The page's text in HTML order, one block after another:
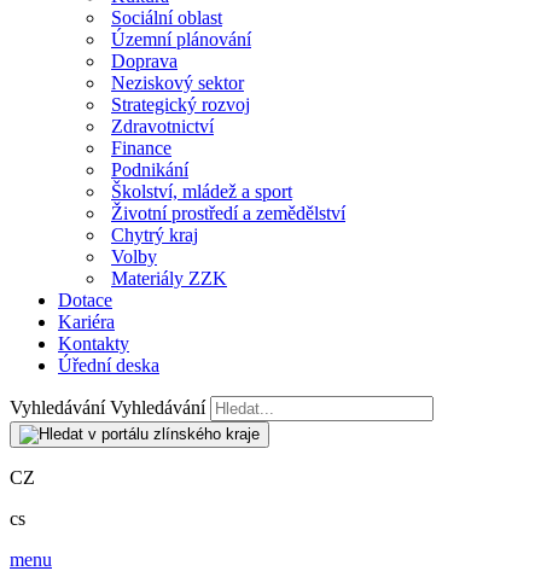
Sociální oblast
Územní plánování
Doprava
Neziskový sektor
Strategický rozvoj
Zdravotnictví
Finance
Podnikání
Školství, mládež a sport
Životní prostředí a zemědělství
Chytrý kraj
Volby
Materiály ZZK
Dotace
Kariéra
Kontakty
Úřední deska
Vyhledávání Vyhledávání
CZ
cs
menu